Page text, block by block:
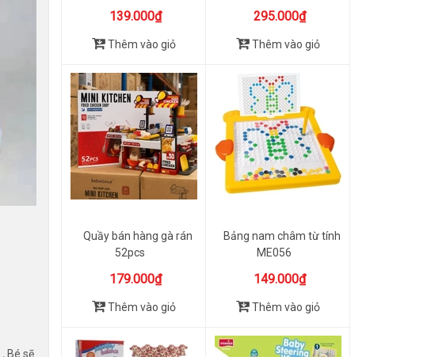
.Bé sẽ
139.000₫
Thêm vào giỏ
295.000₫
Thêm vào giỏ
Quầy bán hàng gà rán
52pcs
179.000₫
Thêm vào giỏ
Bảng nam châm từ tính
ME056
149.000₫
Thêm vào giỏ